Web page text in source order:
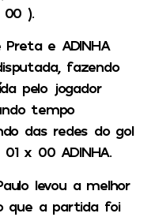
).
e ADINHA
fazendo
pelo jogador
tempo
das redes do gol
x 00 ADINHA.
levou a melhor
que a partida foi